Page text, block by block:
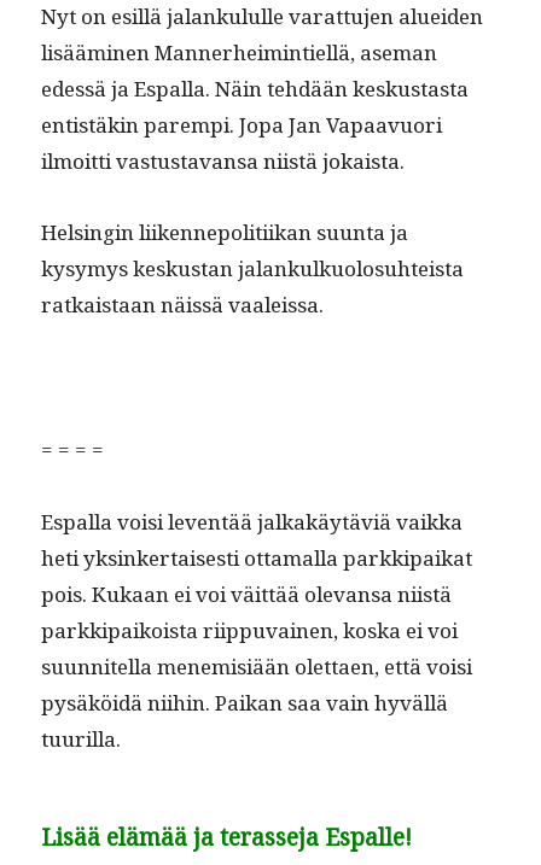
Nyt on esil­lä jalanku­l­ulle varat­tu­jen aluei­den
lisäämi­nen Man­ner­heim­intiel­lä, ase­man
edessä ja Espal­la. Näin tehdään keskus­tas­ta
entistäkin parem­pi. Jopa Jan Vapaavuori
ilmoit­ti vas­tus­ta­vansa niistä jokaista.
Helsin­gin liiken­nepoli­ti­ikan suun­ta ja
kysymys keskus­tan jalankulkuolo­suhteista
ratkaistaan näis­sä vaaleissa.
= = = =
Espal­la voisi lev­en­tää jalka­käytäviä vaik­ka
heti yksinker­tais­es­ti otta­mal­la parkkipaikat
pois. Kukaan ei voi väit­tää ole­vansa niistä
parkkipaikoista riip­pu­vainen, kos­ka ei voi
suun­nitel­la men­e­misiään olet­taen, että voisi
pysäköidä niihin. Paikan saa vain hyväl­lä
tuurilla.
Lisää elämää ja terasseja Espalle!